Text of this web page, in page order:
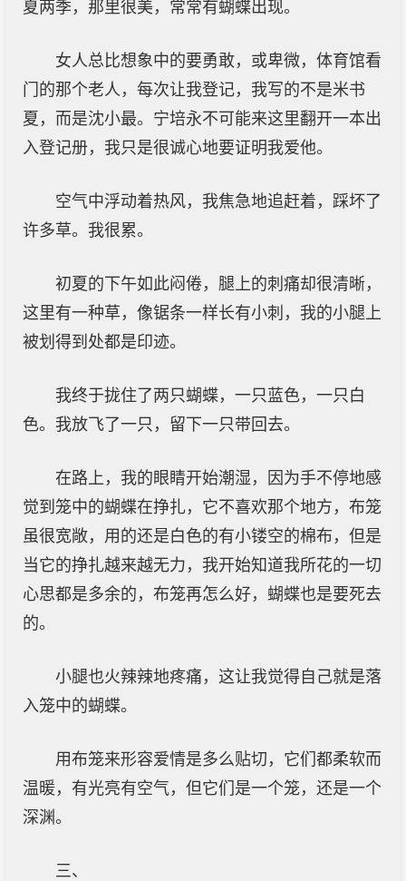
夏两季，那里很美，常常有蝴蝶出现。
女人总比想象中的要勇敢，或卑微，体育馆看
门的那个老人，每次让我登记，我写的不是米书
夏，而是沈小最。宁培永不可能来这里翻开一本出
入登记册，我只是很诚心地要证明我爱他。
空气中浮动着热风，我焦急地追赶着，踩坏了
许多草。我很累。
初夏的下午如此闷倦，腿上的刺痛却很清晰，
这里有一种草，像锯条一样长有小刺，我的小腿上
被划得到处都是印迹。
我终于拢住了两只蝴蝶，一只蓝色，一只白
色。我放飞了一只，留下一只带回去。
在路上，我的眼睛开始潮湿，因为手不停地感
觉到笼中的蝴蝶在挣扎，它不喜欢那个地方，布笼
虽很宽敞，用的还是白色的有小镂空的棉布，但是
当它的挣扎越来越无力，我开始知道我所花的一切
心思都是多余的，布笼再怎么好，蝴蝶也是要死去
的。
小腿也火辣辣地疼痛，这让我觉得自己就是落
入笼中的蝴蝶。
用布笼来形容爱情是多么贴切，它们都柔软而
温暖，有光亮有空气，但它们是一个笼，还是一个
深渊。
三、